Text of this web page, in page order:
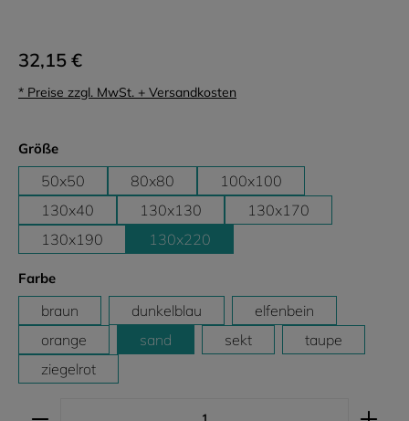
32,15 €
* Preise zzgl. MwSt. + Versandkosten
Größeauswählen
50x50 80x80
100x100
130x40
130x130
130x170
130x190
130x220
Farbeauswählen
braun dunkelblau
elfenbein
orange
sand sekt
taupe
ziegelrot
Produkt Anzahl: Gib den gewünschten Wert ein